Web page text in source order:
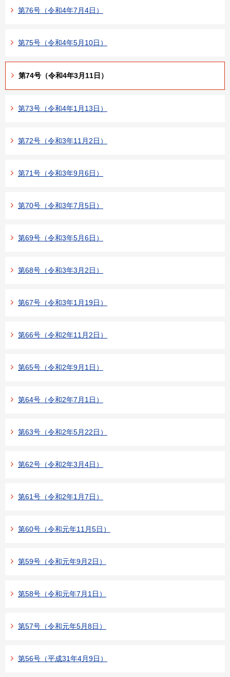
第76号（令和4年7月4日）
第75号（令和4年5月10日）
第74号（令和4年3月11日）
第73号（令和4年1月13日）
第72号（令和3年11月2日）
第71号（令和3年9月6日）
第70号（令和3年7月5日）
第69号（令和3年5月6日）
第68号（令和3年3月2日）
第67号（令和3年1月19日）
第66号（令和2年11月2日）
第65号（令和2年9月1日）
第64号（令和2年7月1日）
第63号（令和2年5月22日）
第62号（令和2年3月4日）
第61号（令和2年1月7日）
第60号（令和元年11月5日）
第59号（令和元年9月2日）
第58号（令和元年7月1日）
第57号（令和元年5月8日）
第56号（平成31年4月9日）